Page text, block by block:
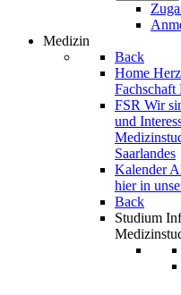
Medizin
Back
Home
FSR Wir
und
Saarlandes
Kalender
hier in
Back
Studium